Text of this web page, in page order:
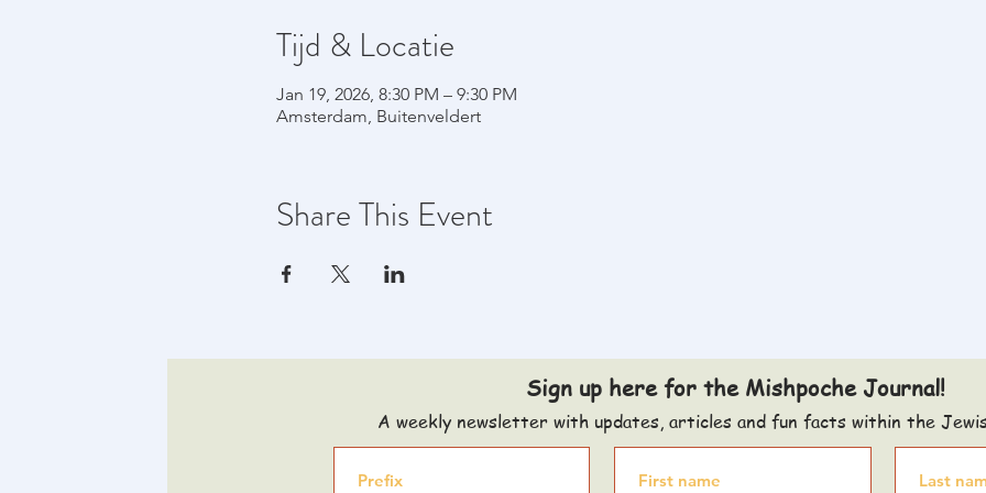
Tijd & Locatie
Jan 19, 2026, 8:30 PM – 9:30 PM
Amsterdam, Buitenveldert
Share This Event
Sign up here for the Mishpoche Journal!
A weekly newsletter with updates, articles and fun facts within the